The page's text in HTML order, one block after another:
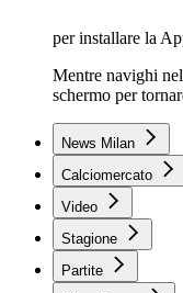
per installare la
Mentre navighi
schermo per
News Milan
Calciomercato
Video
Stagione
Partite